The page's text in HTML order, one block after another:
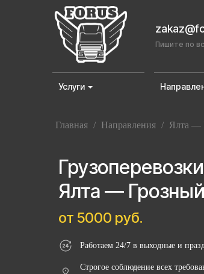
Пишите по
Услуги
Главная / Направления / Ялта —
Грузоперевозки
Ялта — Грозный
от 5000 руб.
Работаем 24/7 в выходные и
Строгое соблюдение всех